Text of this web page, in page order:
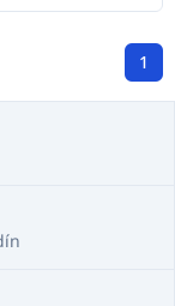
1